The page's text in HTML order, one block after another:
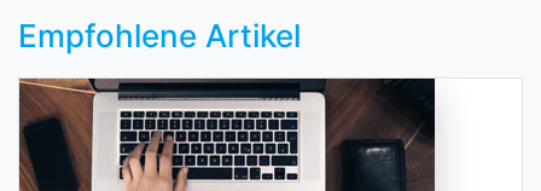
Empfohlene Artikel